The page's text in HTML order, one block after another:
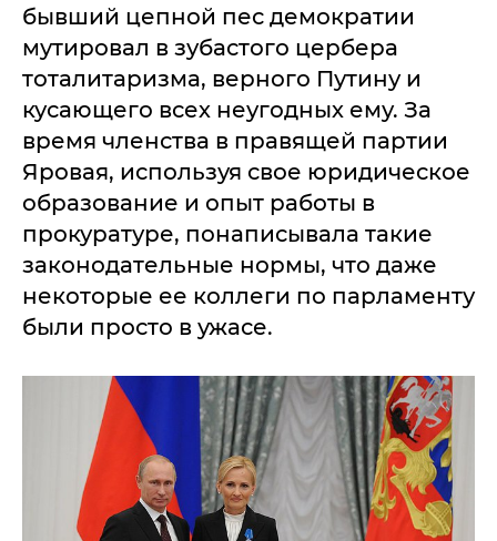
бывший цепной пес демократии
мутировал в зубастого цербера
тоталитаризма, верного Путину и
кусающего всех неугодных ему. За
время членства в правящей партии
Яровая, используя свое юридическое
образование и опыт работы в
прокуратуре, понаписывала такие
законодательные нормы, что даже
некоторые ее коллеги по парламенту
были просто в ужасе.